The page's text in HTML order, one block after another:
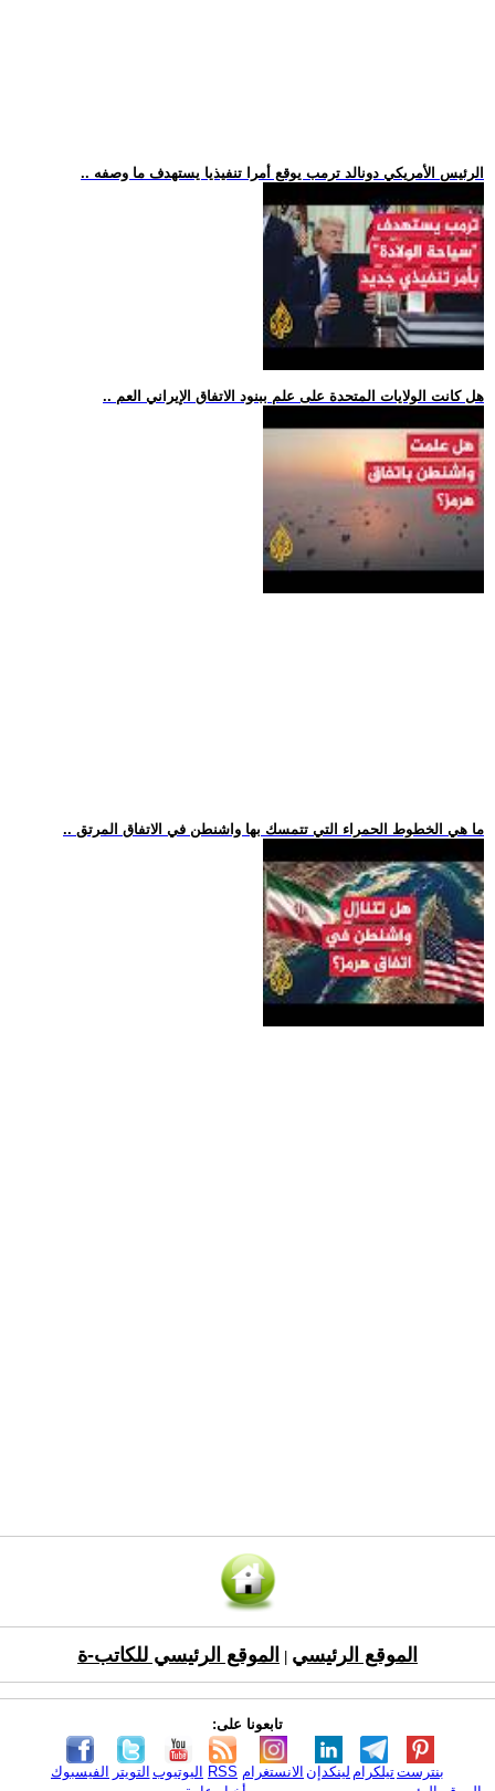
.. الرئيس الأمريكي دونالد ترمب يوقع أمرا تنفيذيا يستهدف ما وصفه
.. هل كانت الولايات المتحدة على علم ببنود الاتفاق الإيراني العم
.. ما هي الخطوط الحمراء التي تتمسك بها واشنطن في الاتفاق المرتق
الموقع الرئيسي الموقع الرئيسي للكاتب-ة
تابعونا على:
الفيسبوك التويتر اليوتيوب RSS الانستغرام لينكدإن تيلكرامبنترست